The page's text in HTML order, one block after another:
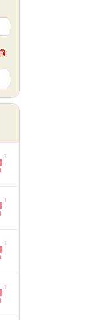
1
1
1
1